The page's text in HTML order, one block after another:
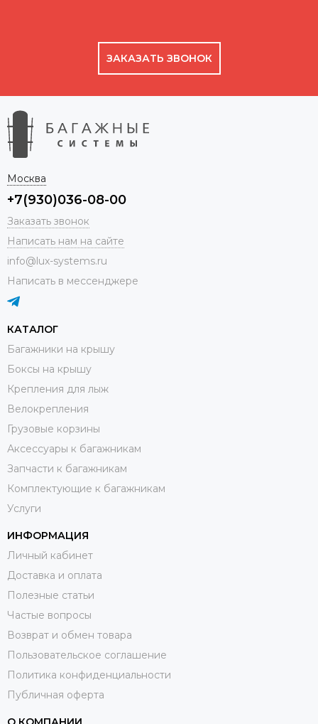
ЗАКАЗАТЬ ЗВОНОК
Москва
+7(930)036-08-00
Заказать звонок
Написать нам на сайте
info@lux-systems.ru
Написать в мессенджере
КАТАЛОГ
Багажники на крышу
Боксы на крышу
Крепления для лыж
Велокрепления
Грузовые корзины
Аксессуары к багажникам
Запчасти к багажникам
Комплектующие к багажникам
Услуги
ИНФОРМАЦИЯ
Личный кабинет
Доставка и оплата
Полезные статьи
Частые вопросы
Возврат и обмен товара
Пользовательское соглашение
Политика конфиденциальности
Публичная оферта